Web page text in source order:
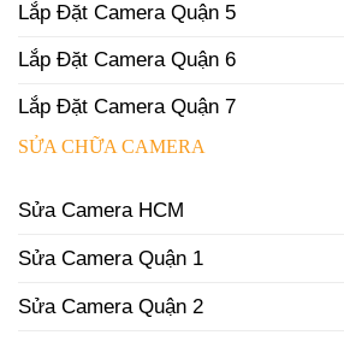
Lắp Đặt Camera Quận 5
Lắp Đặt Camera Quận 6
Lắp Đặt Camera Quận 7
SỬA CHỮA CAMERA
Sửa Camera HCM
Sửa Camera Quận 1
Sửa Camera Quận 2